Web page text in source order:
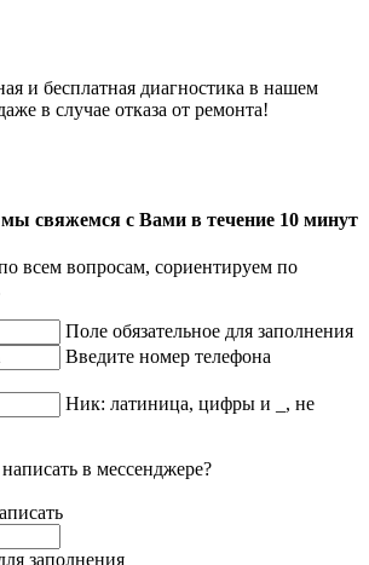
и бесплатная диагностика в нашем
в случае отказа от ремонта!
мы свяжемся с Вами в течение 10 минут
всем вопросам, сориентируем по
Поле обязательное для заполнения
Введите номер телефона
Ник: латиница, цифры и _, не
в мессенджере?
заполнения